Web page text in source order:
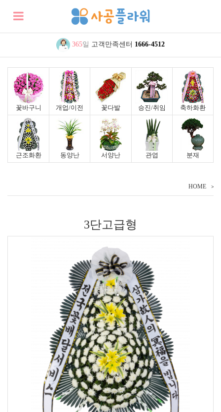
365일 고객만족센터 1666-4512
꽃바구니 개업/이전 꽃다발 승진/취임 축하화환
근조화환 동양난 서양난 관엽 분재
HOME
3단고급형